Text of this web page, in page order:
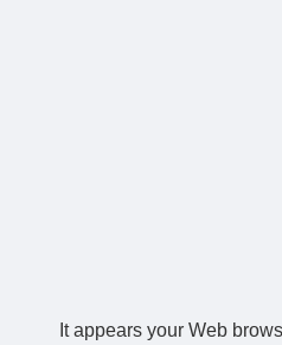
It appears your Web